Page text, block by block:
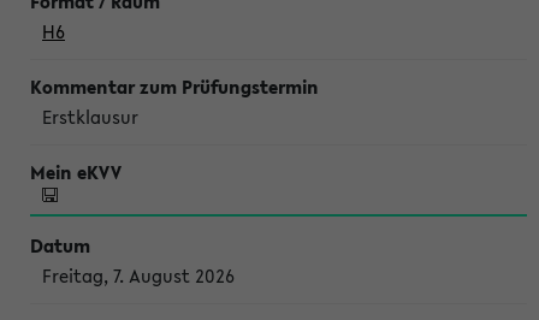
H6
Erstklausur
Freitag, 7. August 2026